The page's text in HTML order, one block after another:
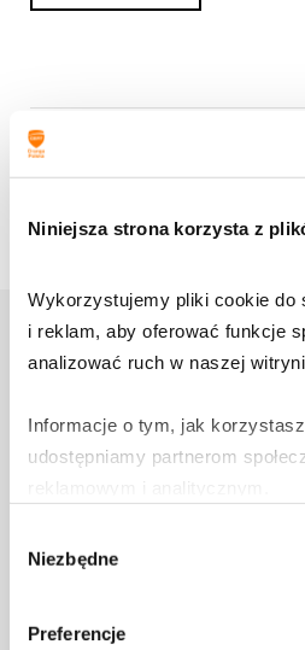
Niniejsza strona korzysta z
Wykorzystujemy pliki cookie do
i reklam, aby oferować funkcje
analizować ruch w naszej
Informacje o tym, jak
udostępniamy partnerom
Partnerzy mogą połączyć te
zgody
Niezbędne
Preferencje
Podziel się:
Zobacz także
3 sierpnia 2026
Polska wciąż nie
Broadcast?